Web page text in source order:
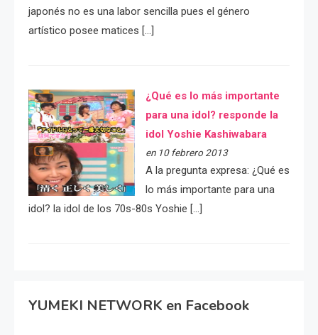
japonés no es una labor sencilla pues el género
artístico posee matices […]
¿Qué es lo más importante
para una idol? responde la
idol Yoshie Kashiwabara
en 10 febrero 2013
A la pregunta expresa: ¿Qué es
lo más importante para una
idol? la idol de los 70s-80s Yoshie […]
YUMEKI NETWORK en Facebook